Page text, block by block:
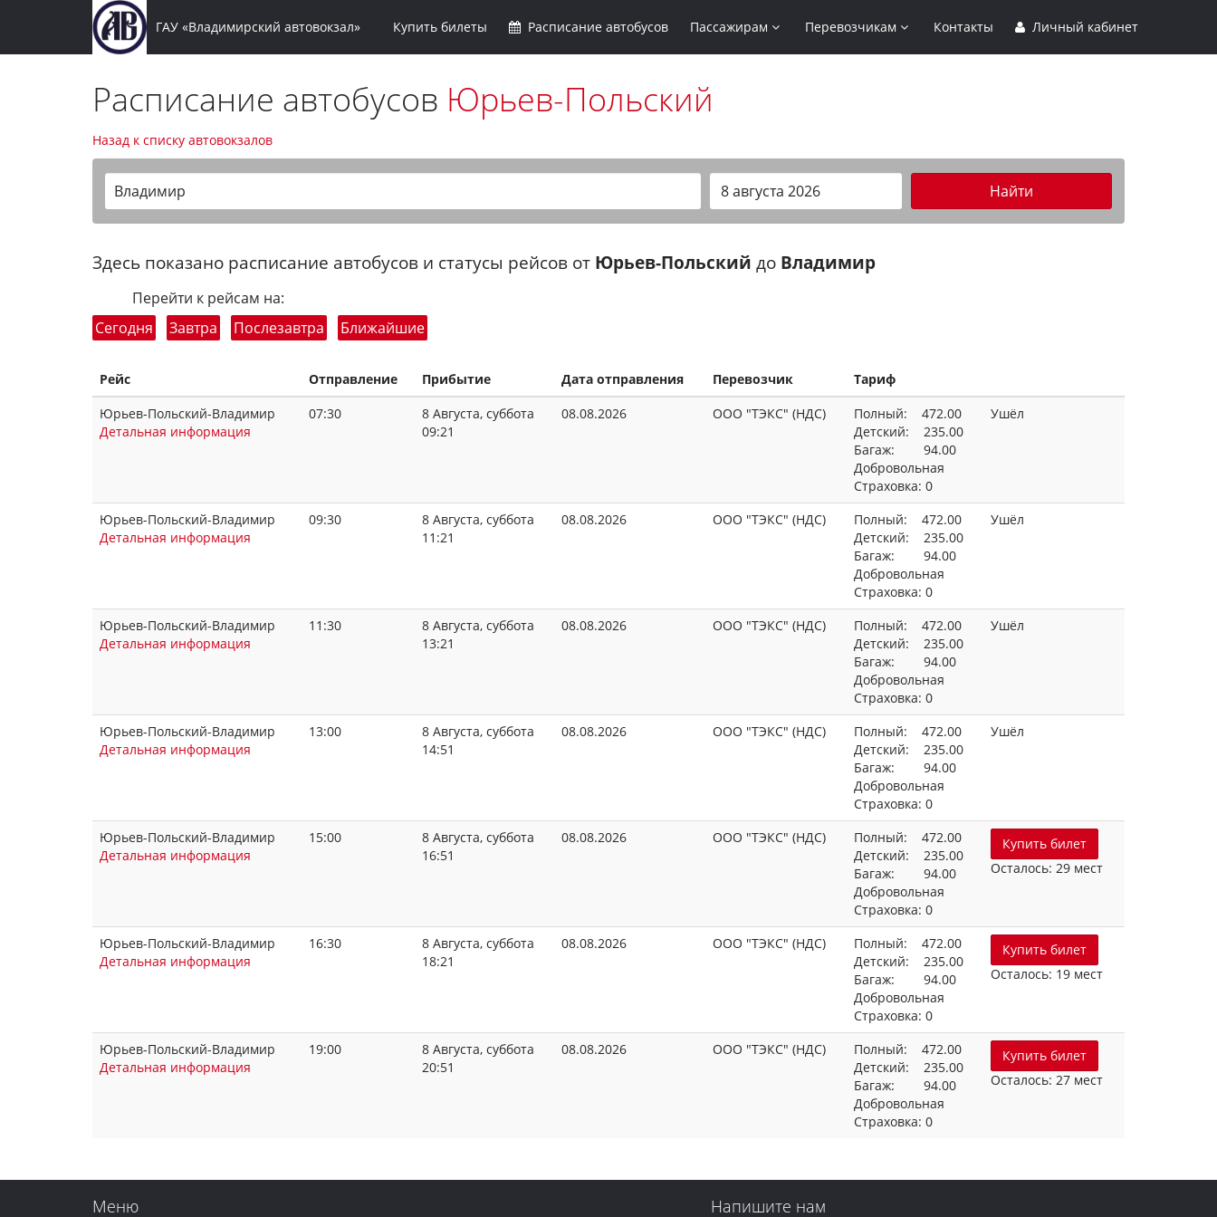
ГАУ «Владимирский автовокзал» Купить билеты Расписание автобусов Пассажирам Перевозчикам Контакты Личный кабинет
Расписание автобусов Юрьев-Польский
Назад к списку автовокзалов
Владимир Найти
Здесь показано расписание автобусов и статусы рейсов от Юрьев-Польский до Владимир
Перейти к рейсам на:
Сегодня
Завтра Послезавтра Ближайшие
Рейс Отправление Прибытие Дата отправления Перевозчик
Тариф
Юрьев-Польский-Владимир
Детальная информация
07:30
8 Августа, суббота
09:21
08.08.2026 ООО "ТЭКС" (НДС)
Полный: 472.00
Детский: 235.00
Багаж: 94.00
Добровольная
Страховка: 0
Ушёл
Юрьев-Польский-Владимир
Детальная информация
09:30
8 Августа, суббота
11:21
08.08.2026 ООО "ТЭКС" (НДС)
Полный: 472.00
Детский: 235.00
Багаж: 94.00
Добровольная
Страховка: 0
Ушёл
Юрьев-Польский-Владимир
Детальная информация
11:30
8 Августа, суббота
13:21
08.08.2026 ООО "ТЭКС" (НДС)
Полный: 472.00
Детский: 235.00
Багаж: 94.00
Добровольная
Страховка: 0
Ушёл
Юрьев-Польский-Владимир
Детальная информация
13:00
8 Августа, суббота
14:51
08.08.2026 ООО "ТЭКС" (НДС)
Полный: 472.00
Детский: 235.00
Багаж: 94.00
Добровольная
Страховка: 0
Ушёл
Юрьев-Польский-Владимир
Детальная информация
15:00
8 Августа, суббота
16:51
08.08.2026 ООО "ТЭКС" (НДС)
Полный: 472.00
Детский: 235.00
Багаж: 94.00
Добровольная
Страховка: 0
Купить билет
Осталось: 29 мест
Юрьев-Польский-Владимир
Детальная информация
16:30
8 Августа, суббота
18:21
08.08.2026 ООО "ТЭКС" (НДС)
Полный: 472.00
Детский: 235.00
Багаж: 94.00
Добровольная
Страховка: 0
Купить билет
Осталось: 19 мест
Юрьев-Польский-Владимир
Детальная информация
19:00
8 Августа, суббота
20:51
08.08.2026 ООО "ТЭКС" (НДС)
Полный: 472.00
Детский: 235.00
Багаж: 94.00
Добровольная
Страховка: 0
Купить билет
Осталось: 27 мест
Меню Напишите нам